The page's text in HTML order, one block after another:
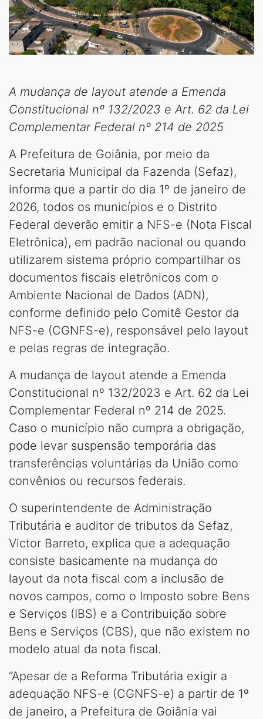
A mudança de layout atende a Emenda
Constitucional nº 132/2023 e Art. 62 da Lei
Complementar Federal nº 214 de 2025
A Prefeitura de Goiânia, por meio da
Secretaria Municipal da Fazenda (Sefaz),
informa que a partir do dia 1º de janeiro de
2026, todos os municípios e o Distrito
Federal deverão emitir a NFS-e (Nota Fiscal
Eletrônica), em padrão nacional ou quando
utilizarem sistema próprio compartilhar os
documentos fiscais eletrônicos com o
Ambiente Nacional de Dados (ADN),
conforme definido pelo Comitê Gestor da
NFS-e (CGNFS-e), responsável pelo layout
e pelas regras de integração.
A mudança de layout atende a Emenda
Constitucional nº 132/2023 e Art. 62 da Lei
Complementar Federal nº 214 de 2025.
Caso o município não cumpra a obrigação,
pode levar suspensão temporária das
transferências voluntárias da União como
convênios ou recursos federais.
O superintendente de Administração
Tributária e auditor de tributos da Sefaz,
Victor Barreto, explica que a adequação
consiste basicamente na mudança do
layout da nota fiscal com a inclusão de
novos campos, como o Imposto sobre Bens
e Serviços (IBS) e a Contribuição sobre
Bens e Serviços (CBS), que não existem no
modelo atual da nota fiscal.
“Apesar de a Reforma Tributária exigir a
adequação NFS-e (CGNFS-e) a partir de 1º
de janeiro, a Prefeitura de Goiânia vai